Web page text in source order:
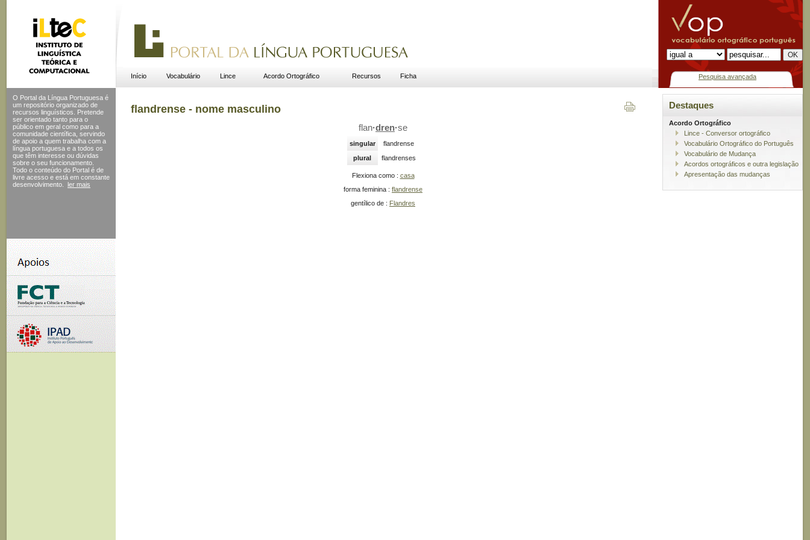
Início Vocabulário Lince Acordo Ortográfico Recursos Ficha Pesquisa avançada
O Portal da Língua Portuguesa é
um repositório organizado de
recursos linguísticos. Pretende
ser orientado tanto para o
público em geral como para a
comunidade científica, servindo
de apoio a quem trabalha com a
língua portuguesa e a todos os
que têm interesse ou dúvidas
sobre o seu funcionamento.
Todo o conteúdo do Portal é de
livre acesso e está em constante
desenvolvimento.
ler mais
flandrense - nome masculino
flan·dren·se
singular
flandrense
plural
flandrenses
Flexiona como : casa
forma feminina : flandrense
gentílico de : Flandres
Destaques
Acordo Ortográfico
Lince - Conversor ortográfico
Vocabulário Ortográfico do Português
Vocabulário de Mudança
Acordos ortográficos e outra legislação
Apresentação das mudanças